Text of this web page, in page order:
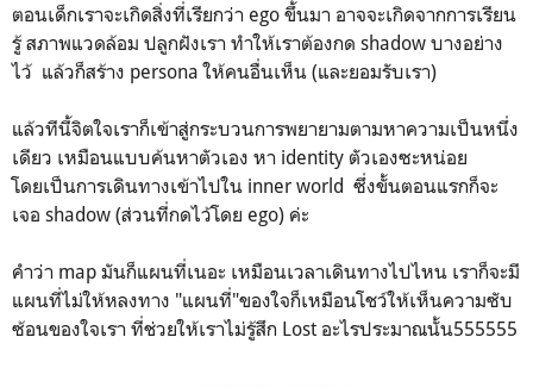
ตอนเด็กเราจะเกิดสิ่งที่เรียกว่า ego ขึ้นมา อาจจะเกิดจากการเรียน
รู้ สภาพแวดล้อม ปลูกฝังเรา ทำให้เราต้องกด shadow บางอย่าง
ไว้ แล้วก็สร้าง persona ให้คนอื่นเห็น (และยอมรับเรา)
แล้วทีนี้จิตใจเราก็เข้าสู่กระบวนการพยายามตามหาความเป็นหนึ่ง
เดียว เหมือนแบบค้นหาตัวเอง หา identity ตัวเองซะหน่อย
โดยเป็นการเดินทางเข้าไปใน inner world ซึ่งขั้นตอนแรกก็จะ
เจอ shadow (ส่วนที่กดไว้โดย ego) ค่ะ
คำว่า map มันก็แผนที่เนอะ เหมือนเวลาเดินทางไปไหน เราก็จะมี
แผนที่ไม่ให้หลงทาง "แผนที่"ของใจก็เหมือนโชว์ให้เห็นความซับ
ซ้อนของใจเรา ที่ช่วยให้เราไม่รู้สึก Lost อะไรประมาณนั้น555555